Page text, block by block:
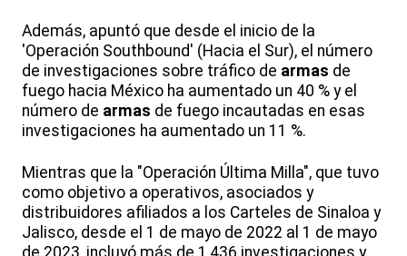
Además, apuntó que desde el inicio de la
'Operación Southbound' (Hacia el Sur), el número
de investigaciones sobre tráfico de armas de
fuego hacia México ha aumentado un 40 % y el
número de armas de fuego incautadas en esas
investigaciones ha aumentado un 11 %.
Mientras que la "Operación Última Milla", que tuvo
como objetivo a operativos, asociados y
distribuidores afiliados a los Carteles de Sinaloa y
Jalisco, desde el 1 de mayo de 2022 al 1 de mayo